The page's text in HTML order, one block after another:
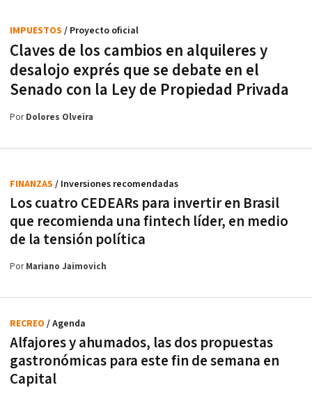
Claves de los cambios en alquileres y
desalojo exprés que se debate en el
Senado con la Ley de Propiedad Privada
IMPUESTOS / Proyecto oficial
PorDolores Olveira
Los cuatro CEDEARs para invertir en Brasil
que recomienda una fintech líder, en medio
de la tensión política
FINANZAS / Inversiones recomendadas
PorMariano Jaimovich
Alfajores y ahumados, las dos propuestas
gastronómicas para este fin de semana en
Capital
RECREO / Agenda